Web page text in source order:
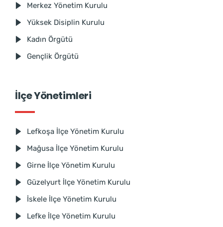
Merkez Yönetim Kurulu
Yüksek Disiplin Kurulu
Kadın Örgütü
Gençlik Örgütü
İlçe Yönetimleri
Lefkoşa İlçe Yönetim Kurulu
Mağusa İlçe Yönetim Kurulu
Girne İlçe Yönetim Kurulu
Güzelyurt İlçe Yönetim Kurulu
İskele İlçe Yönetim Kurulu
Lefke İlçe Yönetim Kurulu